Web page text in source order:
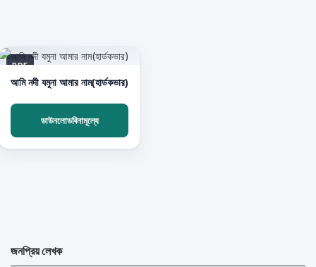
PDF
আমি নদী যমুনা আমার নাম(হার্ডকভার)
ডাউনলোডবিনামূল্যে
জনপ্রিয় লেখক